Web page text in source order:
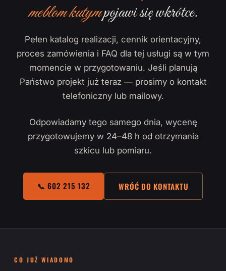
meblom kutympojawi się wkrótce.
Pełen katalog realizacji, cennik orientacyjny,
proces zamówienia i FAQ dla tej usługi są w tym
momencie w przygotowaniu. Jeśli planują
Państwo projekt już teraz — prosimy o kontakt
telefoniczny lub mailowy.
Odpowiadamy tego samego dnia, wycenę
przygotowujemy w 24–48 h od otrzymania
szkicu lub pomiaru.
📞 602 215 132 WRÓĆ DO KONTAKTU
CO JUŻ WIADOMO